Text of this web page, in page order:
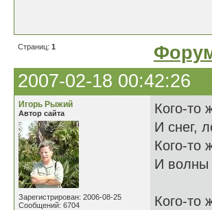
Страниц: 1
2007-02-18 00:42:26
Игорь Рыжий
Автор сайта
Зарегистрирован: 2006-08-25
Сообщений: 6704
Кого-то
И снег,
Кого-то
И волны
Кого-то